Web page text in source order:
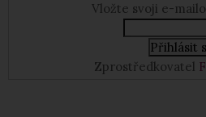
Vložte svoji e-
Zprostředkovatel